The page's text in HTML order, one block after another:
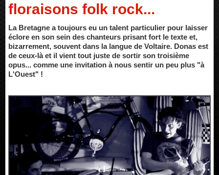
floraisons folk rock...
La Bretagne a toujours eu un talent particulier pour laisser
éclore en son sein des chanteurs prisant fort le texte et,
bizarrement, souvent dans la langue de Voltaire. Donas est
de ceux-là et il vient tout juste de sortir son troisième
opus... comme une invitation à nous sentir un peu plus "à
L'Ouest" !